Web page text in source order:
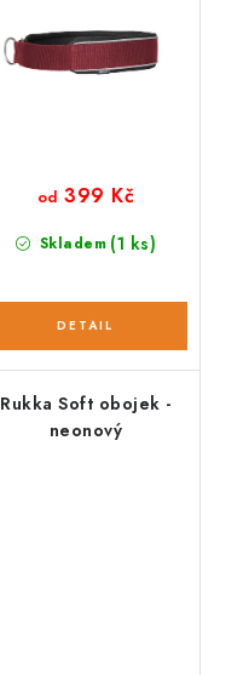
Skladem (1 ks)
od 399 Kč
Rukka Soft obojek -
neonový